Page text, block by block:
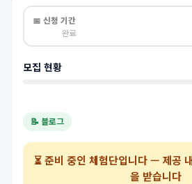
📅 신청 기간
완료
모집 현황
📝 블로그
⏳준비 중인 체험단입니다 — 제공
을 받습니다